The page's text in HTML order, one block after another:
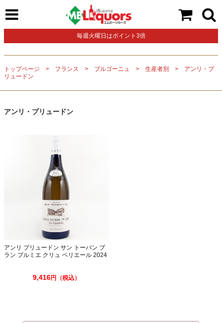
毎週火曜日はポイント3倍
トップページ フランス ブルゴーニュ 生産者別
アンリ・プ
リュードン
アンリ・プリュードン
アンリ プリュードン サン トーバン ブ
ラン プルミエ クリュ ペリエール 2024
9,416円（税込）